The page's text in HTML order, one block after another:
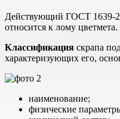
Действующий ГОСТ 1639-
относится к лому цветмета.
Классификация скрапа
характеризующих его,
наименование;
физические